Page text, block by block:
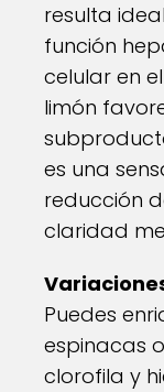
resulta
función
celular en
limón
es una
reducción
claridad
Puedes
espinacas
clorofila y